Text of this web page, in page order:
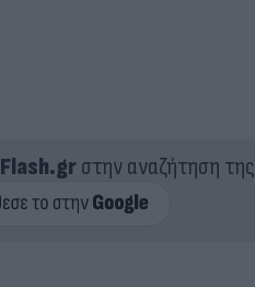
Flash.grστην αναζήτηση της